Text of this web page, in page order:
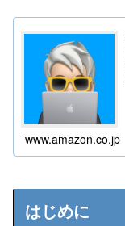
www.amazon.co.jp
はじめに